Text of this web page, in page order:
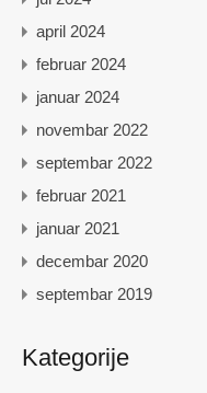
april 2024
februar 2024
januar 2024
novembar 2022
septembar 2022
februar 2021
januar 2021
decembar 2020
septembar 2019
Kategorije